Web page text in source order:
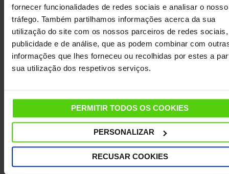
fornecer funcionalidades de redes sociais e analisar o nosso
tráfego. Também partilhamos informações acerca da sua
utilização do site com os nossos parceiros de redes
publicidade e de análise, que as podem combinar com
informações que lhes forneceu ou recolhidas por estes a
sua utilização dos respetivos serviços.
PERMITIR TODOS OS COOKIES
PERSONALIZAR
RECUSAR COOKIES
DETALHES
CARACTERÍSTICAS
DADOS TÉCNICOS
OUTRAS INFORMAÇÕES ÚTEIS